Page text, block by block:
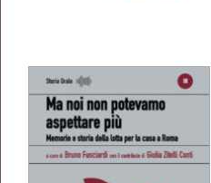
€24,00.
è: